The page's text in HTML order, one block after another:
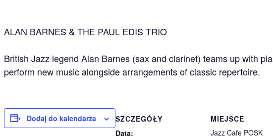
ALAN BARNES & THE PAUL EDIS TRIO
British Jazz legend Alan Barnes (sax and clarinet) teams up with
perform new music alongside arrangements of classic repertoire.
Dodaj do kalendarza
SZCZEGÓŁY
Data:
MIEJSCE
Jazz Cafe POSK